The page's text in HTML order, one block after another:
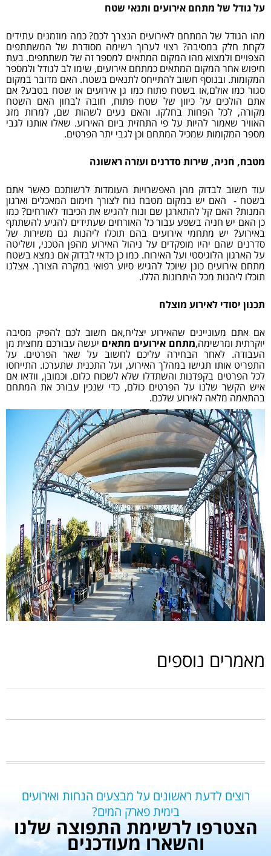
על גודל של מתחם אירועים ותנאי שטח
מהו הגודל של המתחם לאירועים הנצרך לכם? כמה מוזמנים עתידים
לקחת חלק במסיבה? רצוי לערוך רשימה מסודרת של המשתתפים
הצפויים ולמצוא מהו המקום המתאים למספר זה של משתתפים. בעת
חיפוש אחר המקום המתאים כמתחם אירועים, שימו לב לגודל ולמספר
המקומות. ובנוסף חשוב להתייחס לתנאים בשטח. האם מדובר במקום
סגור כמו אולם,או בשטח פתוח כמו גן אירועים או שטח בטבע? אם
אתם הולכים על כיוון של שטח פתוח, חובה לבחון האם השטח
מקורה, לכל הפחות בחלקו. והאם נעים לשהות שם, למרות מזג
האוויר שאמור להיות על פי התחזית ביום האירוע. שאלו אותנו לגבי
מספר המקומות שמכיל המתחם וכן לגבי יתר הפרטים.
מטבח, חניה, שירות סדרנים ועזרה ראשונה
עוד חשוב לבדוק מהן האפשרויות העומדות לרשותכם כאשר אתם
בשטח - האם יש במקום מטבח נוח לצורך חימום המאכלים וארגון
המנות? האם קל להתארגן שם ונוח להגיש את הכיבוד לאורחים? כמו
כן האם יש חניה בשפע עבור כל האורחים שעתידים להגיע להשתתף
באירוע? יש מתחמי אירועים בהם תוכלו ליהנות גם משירות של
סדרנים שהם יהיו מופקדים על ניהול האירוע מהפן הטכני, ושליטה
על הארגון הלוגיסטי ועל האירוח. כמו כן כדאי לבדוק אם נמצא בשטח
מתחם אירועים כונן שיוכל להגיש סיוע רפואי במקרה הצורך. אצלנו
תוכלו ליהנות מכל היתרונות הללו.
תכנון יסודי לאירוע מוצלח
אם אתם מעוניינים שהאירוע יצליח,אם חשוב לכם להפיק מסיבה
יוקרתית ומרשימה,מתחם אירועים מתאים יעשה עבורכם מחצית מן
העבודה. לאחר הבחירה עליכם לחשוב על שאר הפרטים. על
התפריט אותו תגישו במהלך האירוע, ועל התכנית שתערכו. התייחסו
לכל הפרטים בקפדנות והשתדלו שלא לשכוח כלום. וכמובן, וודאו אם
איש הקשר שלנו על הפרטים כולם, כדי שנכין עבורכ את המתחם
בהתאמה מלאה לאירוע שלכם.
מאמרים נוספים
רוצים לדעת ראשונים על מבצעים הנחות ואירועים
בימית פארק המים?
הצטרפו לרשימת התפוצה שלנו
והשארו מעודכנים